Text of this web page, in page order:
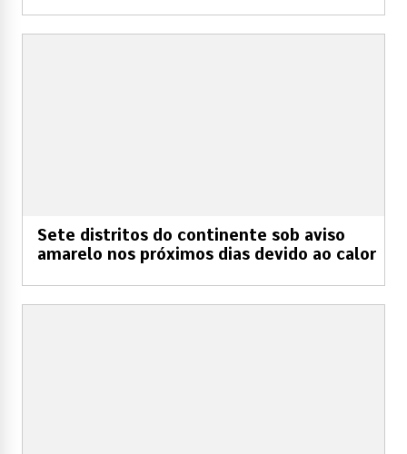
Sete distritos do continente sob aviso
amarelo nos próximos dias devido ao calor